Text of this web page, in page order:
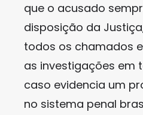
que o acusado
disposição da
todos os chamados
as investigações em
caso evidencia um
no sistema penal